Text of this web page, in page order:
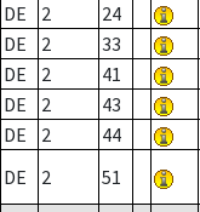
DE
2 24
DE
2 33
DE
2 41
DE
2 43
DE
2 44
DE
2 51